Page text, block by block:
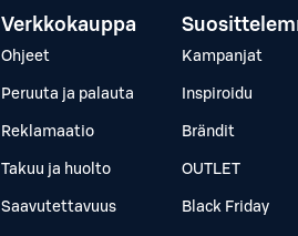
Verkkokauppa
Ohjeet
Peruuta ja palauta
Reklamaatio
Takuu ja huolto
Saavutettavuus
Kampanjat
Inspiroidu
Brändit
OUTLET
Black Friday